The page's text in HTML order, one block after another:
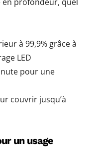
à 99,9% grâce à
LED
pour une
couvrir jusqu’à
un usage